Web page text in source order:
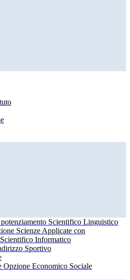
Scientifico Linguistico
Scienze Applicate con
Informatico
Sportivo
Opzione Economico Sociale